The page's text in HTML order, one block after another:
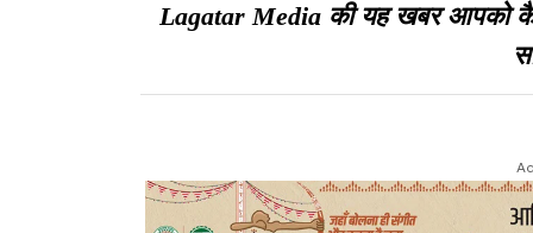
Lagatar Media की यह खबर आपको